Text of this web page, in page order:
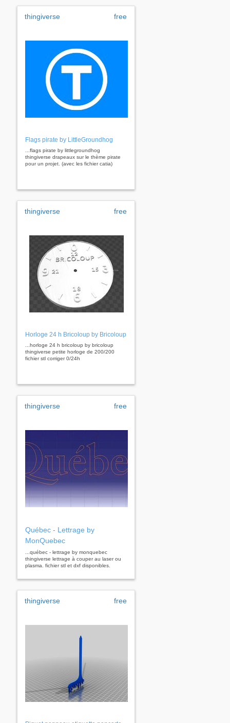
thingiverse free
Flags pirate by LittleGroundhog
...flags pirate by littlegroundhog
thingiverse drapeaux sur le thème pirate
pour un projet. (avec les fichier catia)
thingiverse free
Horloge 24 h Bricoloup by Bricoloup
...horloge 24 h bricoloup by bricoloup
thingiverse petite horloge de 200/200
fichier stl corriger 0/24h
thingiverse free
Québec - Lettrage by
MonQuebec
...québec - lettrage by monquebec
thingiverse lettrage à couper au laser ou
plasma. fichier stl et dxf disponibles.
thingiverse free